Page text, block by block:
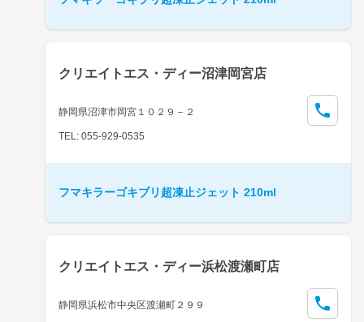
クリエイトエス・ディー沼津岡宮店
静岡県沼津市岡宮１０２９－２
TEL: 055-929-0535
フマキラーゴキブリ超凍止ジェット 210ml
クリエイトエス・ディー浜松渡瀬町店
静岡県浜松市中央区渡瀬町２９９